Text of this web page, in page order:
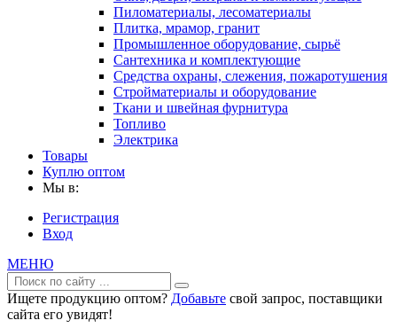
Пиломатериалы, лесоматериалы
Плитка, мрамор, гранит
Промышленное оборудование, сырьё
Сантехника и комплектующие
Средства охраны, слежения, пожаротушения
Стройматериалы и оборудование
Ткани и швейная фурнитура
Топливо
Электрика
Товары
Куплю оптом
Мы в:
Регистрация
Вход
МЕНЮ
Ищете продукцию оптом? Добавьте свой запрос, поставщики
сайта его увидят!